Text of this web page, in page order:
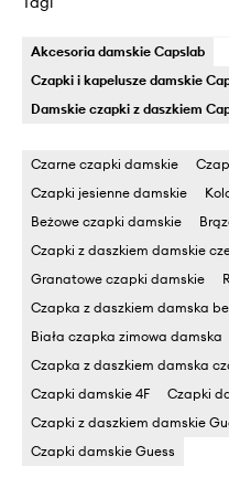
Akcesoria damskie Capslab
Czapki i kapelusze damskie
Damskie czapki z daszkiem
Czarne czapki damskie
Czapki jesienne damskie
Beżowe czapki damskie
Czapki z daszkiem damskie
Granatowe czapki damskie
Czapka z daszkiem damska
Biała czapka zimowa damska
Czapka z daszkiem damska
Czapki damskie 4F
Czapki
Czapki z daszkiem damskie
Czapki damskie Guess